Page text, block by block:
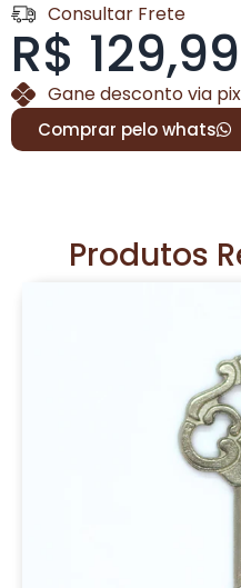
Consultar Frete
R$ 129,99
Gane desconto via pix
Comprar pelo whats
Produtos